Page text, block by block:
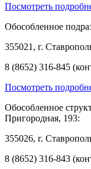
Посмотреть
Обособленное
355021, г.
8 (8652) 316-845
Посмотреть
Обособленное
Пригородная, 193:
355026, г.
8 (8652) 316-843